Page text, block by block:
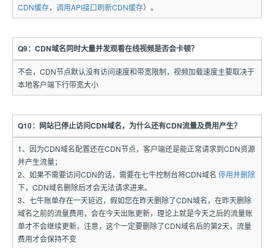
CDN缓存， 调用API接口刷新CDN缓存）。
Q9：CDN域名同时大量并发观看在线视频是否会卡顿？
不会，CDN节点默认没有访问速度和带宽限制，视频加载速度主要取决于
本地客户端下行带宽大小
Q10：网站已停止访问CDN域名，为什么还有CDN流量及费用产生？
1、因为CDN域名配置还在CDN节点，客户端还是能正常请求到CDN资源
并产生流量；
2、如果不需要访问CDN的话，需要在七牛控制台将CDN域名 停用并删除
下，CDN域名删除后才会无法请求进来。
3、七牛账单存在一天延迟，假如您在昨天删除了CDN域名，在昨天删除
域名之前的流量费用，会在今天出账更新，理论上就是今天之后的流量账
单才不会继续更新，注意，这个一定要删除了CDN域名后的第2天，流量
费用才会保持不变